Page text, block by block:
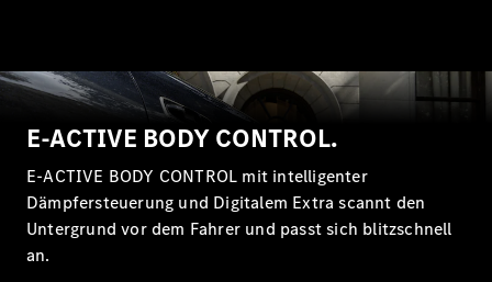
Modell All-
Terrain
E-Klasse T-
Modell
E-Klasse T-
Modell All-
Terrain
E-ACTIVE BODY CONTROL.
E-ACTIVE BODY CONTROL mit intelligenter
Dämpfersteuerung und Digitalem Extra scannt den
Untergrund vor dem Fahrer und passt sich blitzschnell
an.